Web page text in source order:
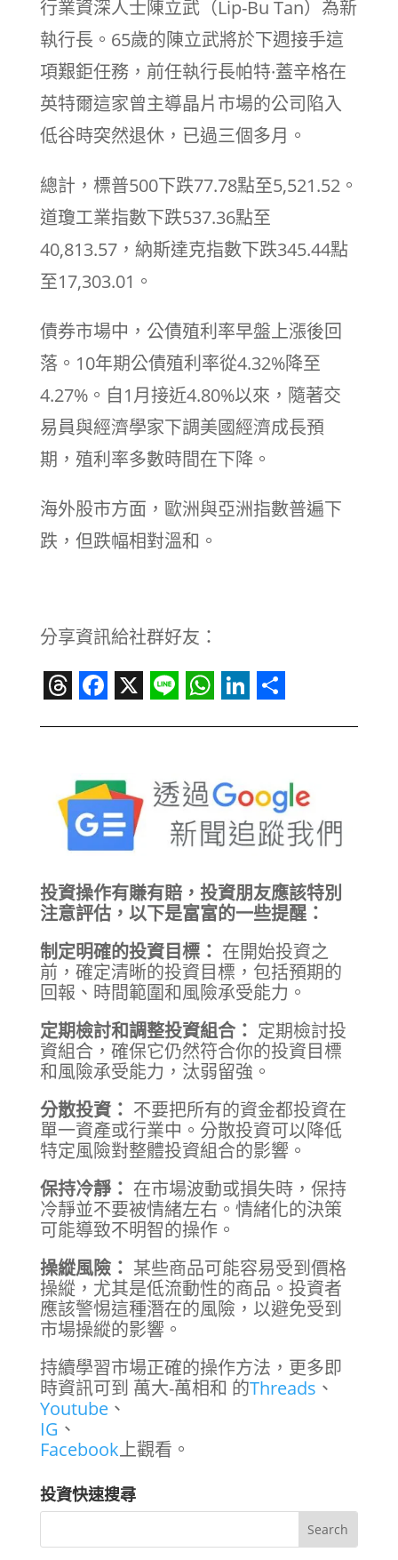
行業資深人士陳立武（Lip-Bu Tan）為新
執行長。65歲的陳立武將於下週接手這
項艱鉅任務，前任執行長帕特·蓋辛格在
英特爾這家曾主導晶片市場的公司陷入
低谷時突然退休，已過三個多月。
總計，標普500下跌77.78點至5,521.52。
道瓊工業指數下跌537.36點至
40,813.57，納斯達克指數下跌345.44點
至17,303.01。
債券市場中，公債殖利率早盤上漲後回
落。10年期公債殖利率從4.32%降至
4.27%。自1月接近4.80%以來，隨著交
易員與經濟學家下調美國經濟成長預
期，殖利率多數時間在下降。
海外股市方面，歐洲與亞洲指數普遍下
跌，但跌幅相對溫和。
分享資訊給社群好友：
投資操作有賺有賠，投資朋友應該特別
注意評估，以下是富富的一些提醒：
制定明確的投資目標： 在開始投資之
前，確定清晰的投資目標，包括預期的
回報、時間範圍和風險承受能力。
定期檢討和調整投資組合： 定期檢討投
資組合，確保它仍然符合你的投資目標
和風險承受能力，汰弱留強。
分散投資： 不要把所有的資金都投資在
單一資產或行業中。分散投資可以降低
特定風險對整體投資組合的影響。
保持冷靜： 在市場波動或損失時，保持
冷靜並不要被情緒左右。情緒化的決策
可能導致不明智的操作。
操縱風險： 某些商品可能容易受到價格
操縱，尤其是低流動性的商品。投資者
應該警惕這種潛在的風險，以避免受到
市場操縱的影響。
持續學習市場正確的操作方法，更多即
時資訊可到 萬大-萬相和 的Threads 、
Youtube、
IG 、
Facebook上觀看。
投資快速搜尋